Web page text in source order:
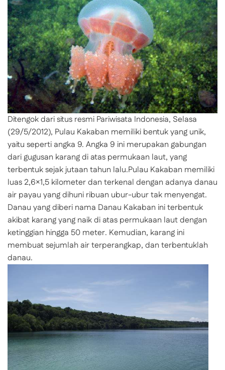
Ditengok dari situs resmi Pariwisata Indonesia, Selasa
(29/5/2012), Pulau Kakaban memiliki bentuk yang unik,
yaitu seperti angka 9. Angka 9 ini merupakan gabungan
dari gugusan karang di atas permukaan laut, yang
terbentuk sejak jutaan tahun lalu.Pulau Kakaban memiliki
luas 2,6×1,5 kilometer dan terkenal dengan adanya danau
air payau yang dihuni ribuan ubur-ubur tak menyengat.
Danau yang diberi nama Danau Kakaban ini terbentuk
akibat karang yang naik di atas permukaan laut dengan
ketinggian hingga 50 meter. Kemudian, karang ini
membuat sejumlah air terperangkap, dan terbentuklah
danau.